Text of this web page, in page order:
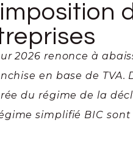
2026 renonce à
en base de TVA.
du régime de la
simplifié BIC sont